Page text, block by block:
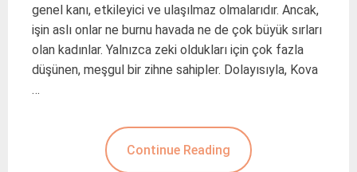
genel kanı, etkileyici ve ulaşılmaz olmalarıdır. Ancak,
işin aslı onlar ne burnu havada ne de çok büyük sırları
olan kadınlar. Yalnızca zeki oldukları için çok fazla
düşünen, meşgul bir zihne sahipler. Dolayısıyla, Kova
…
Continue Reading